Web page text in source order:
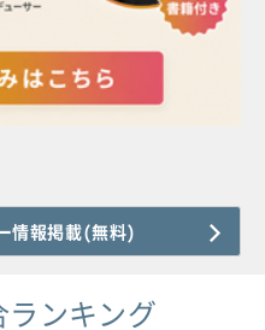
情報掲載(無料)
ンキング